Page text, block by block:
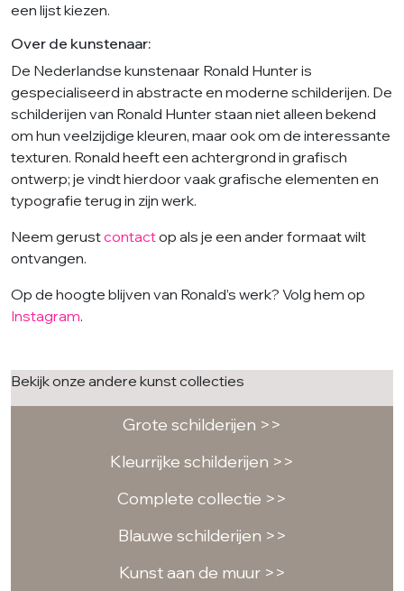
een lijst kiezen.
Over de kunstenaar:
De Nederlandse kunstenaar Ronald Hunter is
gespecialiseerd in abstracte en moderne schilderijen. De
schilderijen van Ronald Hunter staan niet alleen bekend
om hun veelzijdige kleuren, maar ook om de interessante
texturen. Ronald heeft een achtergrond in grafisch
ontwerp; je vindt hierdoor vaak grafische elementen en
typografie terug in zijn werk.
Neem gerustcontactop als je een ander formaat wilt
ontvangen.
Op de hoogte blijven van Ronald’s werk? Volg hem op
Instagram.
Bekijk onze andere kunst collecties
Grote schilderijen >>
Kleurrijke schilderijen >>
Complete collectie >>
Blauwe schilderijen >>
Kunst aan de muur >>